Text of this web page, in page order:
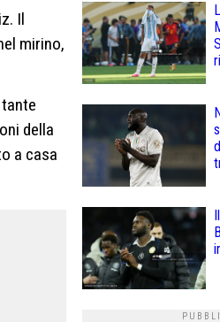
Il
mirino,
della
a casa